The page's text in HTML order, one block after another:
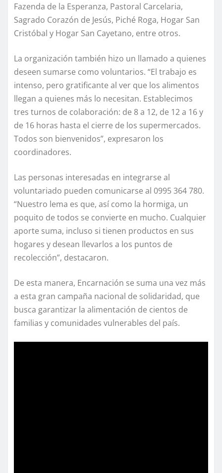
Fazenda de la Esperanza, Pastoral Carcelaria,
Sagrado Corazón de Jesús, Piché Roga, Hogar San
Cristóbal y Hogar San Cayetano, entre otros.
La organización también hizo un llamado a quienes
deseen sumarse como voluntarios. “El trabajo es
intenso, pero gratificante al ver que los alimentos
llegan a quienes más lo necesitan. Establecimos
tres turnos de colaboración: de 8 a 12, de 12 a 16 y
de 16 horas hasta el cierre de los supermercados.
Todos son bienvenidos”, expresaron los
coordinadores.
Las personas interesadas en integrarse al
voluntariado pueden comunicarse al 0995 364 780.
“Nuestro lema es que, así como la hormiga, un
poquito de todos se convierte en mucho. Cualquier
aporte suma, incluso si tienen productos en sus
hogares y desean llevarlos a los puntos de
recolección”, destacaron.
De esta manera, Encarnación se suma una vez más
a esta gran campaña nacional de solidaridad, que
busca garantizar la alimentación de cientos de
familias y comunidades vulnerables del país.